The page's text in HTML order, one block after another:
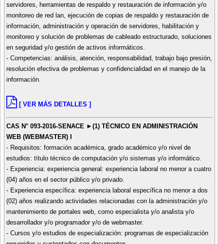
servidores, herramientas de respaldo y restauración de información y/o
monitoreo de red lan, ejecución de copias de respaldo y restauración de
información, administración y operación de servidores, habilitación y
monitoreo y solución de problemas de cableado estructurado, soluciones
en seguridad y/o gestión de activos informáticos.
- Competencias: análisis, atención, responsabilidad, trabajo bajo presión,
resolución efectiva de problemas y confidencialidad en el manejo de la
información.
[ VER MÁS DETALLES ]
CAS N° 093-2016-SENACE ►(1) TÉCNICO EN ADMINISTRACIÓN
WEB (WEBMASTER) I
- Requisitos: formación académica, grado académico y/o nivel de
estudios: título técnico de computación y/o sistemas y/o informático.
- Experiencia: experiencia general: experiencia laboral no menor a cuatro
(04) años en el sector público y/o privado.
- Experiencia específica: experiencia laboral específica no menor a dos
(02) años realizando actividades relacionadas con la administración y/o
mantenimiento de portales web, como especialista y/o analista y/o
desarrollador y/o programador y/o de webmaster.
- Cursos y/o estudios de especialización: programas de especialización